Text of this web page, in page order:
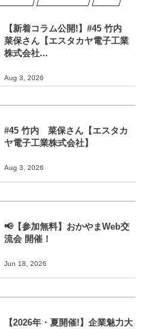
【新着コラム公開!】#45 竹内
菜保さん【エスタカヤ電子工業
株式会社...
Aug 3, 2026
#45 竹内 菜保さん【エスタカ
ヤ電子工業株式会社】
Aug 3, 2026
📢【参加無料】おかやまWeb交
流会 開催！
Jun 18, 2026
【2026年・夏開催!】企業魅力大